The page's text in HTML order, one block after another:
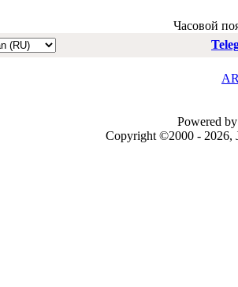
Часовой
Powered
Copyright ©2000 - 2026,